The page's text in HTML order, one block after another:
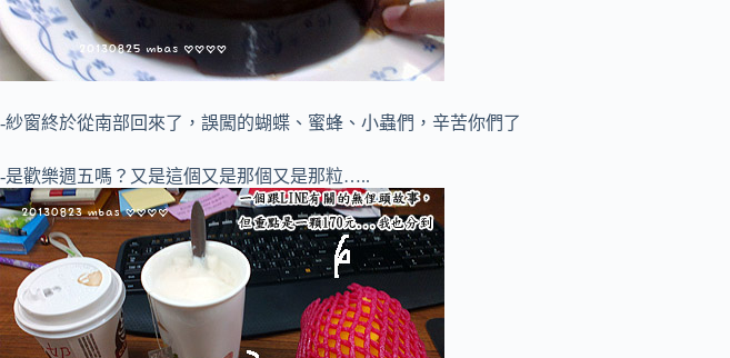
-紗窗終於從南部回來了，誤闖的蝴蝶、蜜蜂、小蟲們，辛苦你們了
-是歡樂週五嗎？又是這個又是那個又是那粒…..